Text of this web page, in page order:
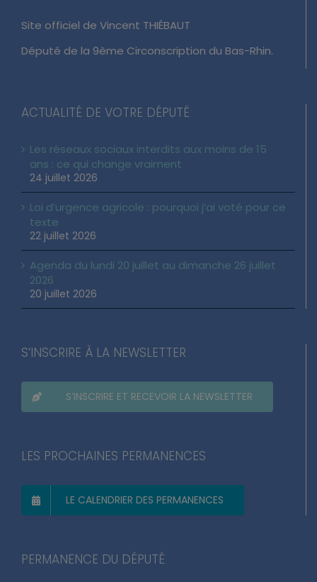
Site officiel de Vincent THIÉBAUT
Député de la 9ème Circonscription du Bas-Rhin.
ACTUALITÉ DE VOTRE DÉPUTÉ
Les réseaux sociaux interdits aux moins de 15
ans : ce qui change vraiment
24 juillet 2026
Loi d’urgence agricole : pourquoi j’ai voté pour ce
texte
22 juillet 2026
Agenda du lundi 20 juillet au dimanche 26 juillet
2026
20 juillet 2026
S’INSCRIRE À LA NEWSLETTER
S’INSCRIRE ET RECEVOIR LA NEWSLETTER
LES PROCHAINES PERMANENCES
LE CALENDRIER DES PERMANENCES
PERMANENCE DU DÉPUTÉ